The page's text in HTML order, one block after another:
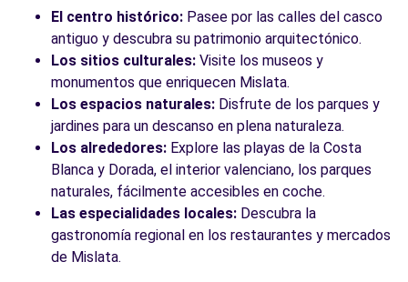
El centro histórico: Pasee por las calles del casco
antiguo y descubra su patrimonio arquitectónico.
Los sitios culturales: Visite los museos y
monumentos que enriquecen Mislata.
Los espacios naturales: Disfrute de los parques y
jardines para un descanso en plena naturaleza.
Los alrededores: Explore las playas de la Costa
Blanca y Dorada, el interior valenciano, los parques
naturales, fácilmente accesibles en coche.
Las especialidades locales: Descubra la
gastronomía regional en los restaurantes y mercados
de Mislata.